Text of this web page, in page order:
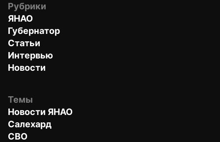
Рубрики
ЯНАО
Губернатор
Статьи
Интервью
Новости
Темы
Новости ЯНАО
Салехард
СВО